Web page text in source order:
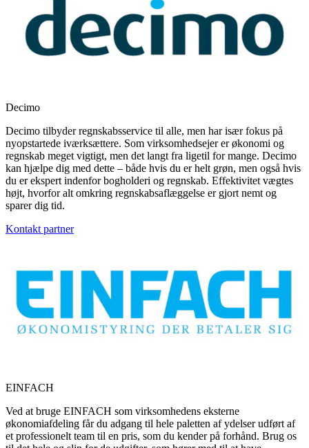
Decimo
Decimo tilbyder regnskabsservice til alle, men har især fokus på
nyopstartede iværksættere. Som virksomhedsejer er økonomi og
regnskab meget vigtigt, men det langt fra ligetil for mange. Decimo
kan hjælpe dig med dette – både hvis du er helt grøn, men også hvis
du er ekspert indenfor bogholderi og regnskab. Effektivitet vægtes
højt, hvorfor alt omkring regnskabsaflæggelse er gjort nemt og
sparer dig tid.
Kontakt partner
EINFACH
Ved at bruge EINFACH som virksomhedens eksterne
økonomiafdeling får du adgang til hele paletten af ydelser udført af
et professionelt team til en pris, som du kender på forhånd. Brug os